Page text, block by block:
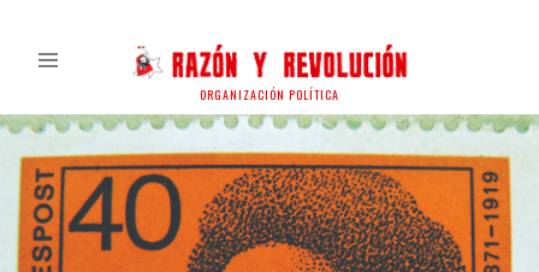
ORGANIZACIÓN POLÍTICA